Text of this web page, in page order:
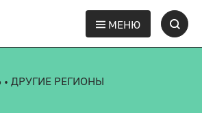
МЕНЮ
• ДРУГИЕ РЕГИОНЫ